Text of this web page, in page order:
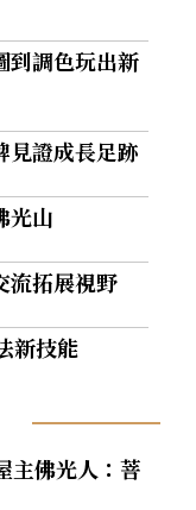
調色玩出新
證成長足跡
光山
拓展視野
新技能
佛光人：菩